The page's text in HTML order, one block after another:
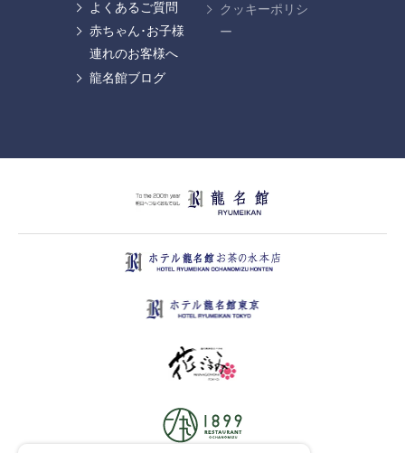
よくあるご質問
赤ちゃん･お子様
連れのお客様へ
龍名館ブログ
クッキーポリシ
ー